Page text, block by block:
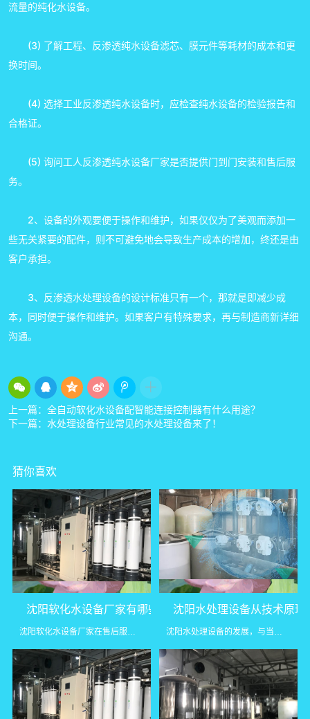
流量的纯化水设备。
(3) 了解工程、反渗透纯水设备滤芯、膜元件等耗材的成本和更
换时间。
(4) 选择工业反渗透纯水设备时，应检查纯水设备的检验报告和
合格证。
(5) 询问工人反渗透纯水设备厂家是否提供门到门安装和售后服
务。
2、设备的外观要便于操作和维护，如果仅仅为了美观而添加一
些无关紧要的配件，则不可避免地会导致生产成本的增加，终还是由
客户承担。
3、反渗透水处理设备的设计标准只有一个，那就是即减少成
本，同时便于操作和维护。如果客户有特殊要求，再与制造商新详细
沟通。
上一篇： 全自动软化水设备配智能连接控制器有什么用途？
下一篇： 水处理设备行业常见的水处理设备来了！
猜你喜欢
沈阳软化水设备厂家有哪些软化水设备安装优势
沈阳软化水设备厂家在售后服务方面表现出色。设备安装后，厂家会...
沈阳水处理设备从技术原
沈阳水处理设备的发展，与当地工业升级和环保需求密切相关。无论...